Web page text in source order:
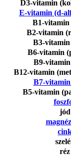
D3-vitamin
E-vitamin (d-
B1-
B2-vitamin
B3-
B6-vitamin
B9-
B12-vitamin
B7-
B5-vitamin
jód
réz